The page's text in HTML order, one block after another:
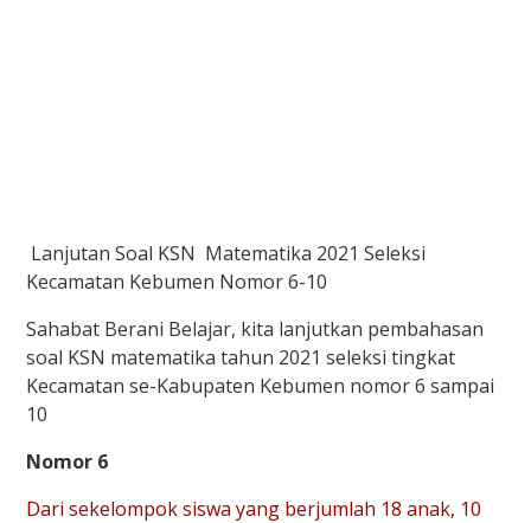
Lanjutan Soal KSN Matematika 2021 Seleksi
Kecamatan Kebumen Nomor 6-10
Sahabat Berani Belajar, kita lanjutkan pembahasan
soal KSN matematika tahun 2021 seleksi tingkat
Kecamatan se-Kabupaten Kebumen nomor 6 sampai
10
Nomor 6
Dari sekelompok siswa yang berjumlah 18 anak, 10